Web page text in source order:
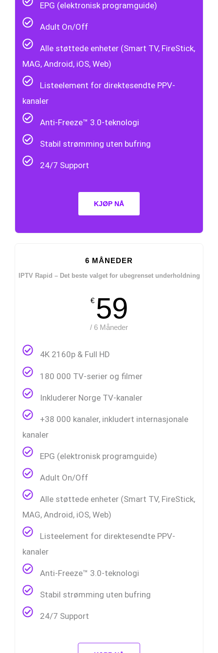
EPG (elektronisk programguide)
Adult On/Off
Alle støttede enheter (Smart TV, FireStick,
MAG, Android, iOS, Web)
Listeelement for direktesendte PPV-
kanaler
Anti-Freeze™ 3.0-teknologi
Stabil strømming uten bufring
24/7 Support
KJØP NÅ
6 MÅNEDER
IPTV Rapid – Det beste valget for ubegrenset underholdning
€ 59
/ 6 Måneder
4K 2160p & Full HD
180 000 TV-serier og filmer
Inkluderer Norge TV-kanaler
+38 000 kanaler, inkludert internasjonale
kanaler
EPG (elektronisk programguide)
Adult On/Off
Alle støttede enheter (Smart TV, FireStick,
MAG, Android, iOS, Web)
Listeelement for direktesendte PPV-
kanaler
Anti-Freeze™ 3.0-teknologi
Stabil strømming uten bufring
24/7 Support